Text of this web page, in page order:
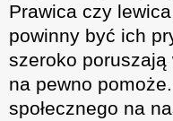
Prawica czy
powinny być ich
szeroko poruszają
na pewno
społecznego na